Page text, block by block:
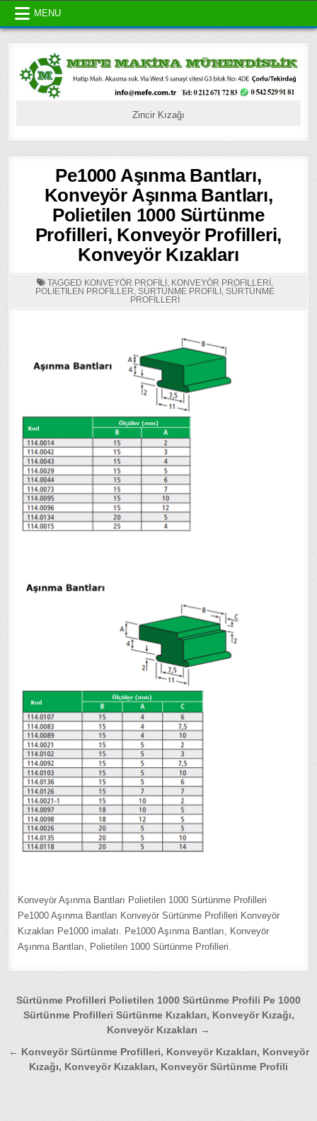
Skip
content
MENU
Zincir Kızağı
Pe1000 Aşınma Bantları,
Konveyör Aşınma Bantları,
Polietilen 1000 Sürtünme
Profilleri, Konveyör Profilleri,
Konveyör Kızakları
TAGGED KONVEYÖR PROFILI KONVEYÖR PROFILLERI
POLIETILEN PROFILLER SÜRTÜNME PROFILI SÜRTÜNME
PROFILLERI
Konveyör Aşınma Bantları Polietilen 1000 Sürtünme Profilleri
Pe1000 Aşınma Bantları Konveyör Sürtünme Profilleri Konveyör
Kızakları Pe1000 imalatı. Pe1000 Aşınma Bantları, Konveyör
Aşınma Bantları, Polietilen 1000 Sürtünme Profilleri.
Yazı
gezinmesi
Sürtünme Profilleri Polietilen 1000 Sürtünme Profili Pe 1000
Sürtünme Profilleri Sürtünme Kızakları, Konveyör Kızağı,
Konveyör Kızakları →
← Konveyör Sürtünme Profilleri, Konveyör Kızakları, Konveyör
Kızağı, Konveyör Kızakları, Konveyör Sürtünme Profili